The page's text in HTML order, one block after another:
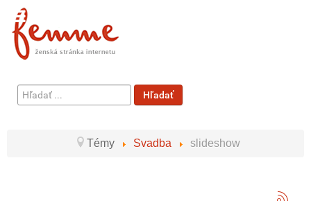
Hľadať
...
Hľadať
Témy Svadba slideshow